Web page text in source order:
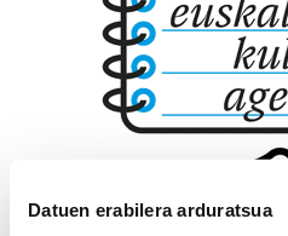
Datuen erabilera arduratsua